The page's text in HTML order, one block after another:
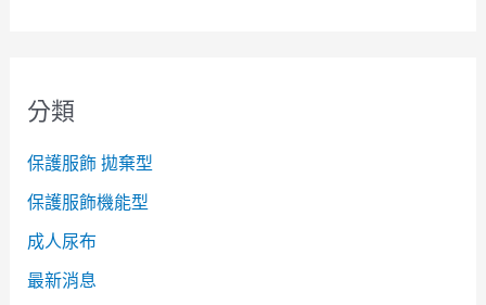
分類
保護服飾 拋棄型
保護服飾機能型
成人尿布
最新消息